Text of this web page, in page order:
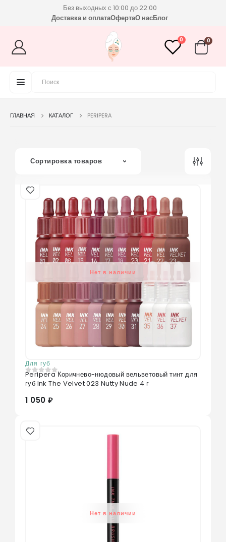
Без выходных с 10:00 до 22:00
Доставка и оплатаОфертаО насБлог
0 0
ГЛАВНАЯ КАТАЛОГ PERIPERA
Сортировка товаров
Нет в наличии
Для губ
0 из 5
Peripera Коричнево-нюдовый вельветовый тинт для
губ Ink The Velvet 023 Nutty Nude 4 г
1 050 ₽
Нет в наличии